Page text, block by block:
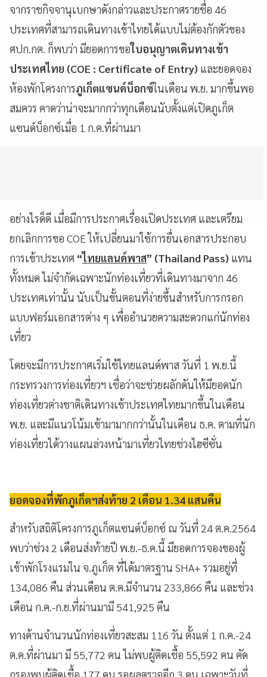
จากราชกิจจานุเบกษาดังกล่าวและประกาศรายชื่อ 46
ประเทศที่สามารถเดินทางเข้าไทยได้แบบไม่ต้องกักตัวของ
ศปก.กต. ก็พบว่า มียอดการขอใบอนุญาตเดินทางเข้า
ประเทศไทย (COE : Certificate of Entry) และยอดจอง
ห้องพักโครงการภูเก็ตแซนด์บ็อกซ์ในเดือน พ.ย. มากขึ้นพอ
สมควร คาดว่าน่าจะมากกว่าทุกเดือนนับตั้งแต่เปิดภูเก็ต
แซนด์บ็อกซ์เมื่อ 1 ก.ค.ที่ผ่านมา
อย่างไรด็ดี เมื่อมีการประกาศเรื่องเปิดประเทศ และเตรียม
ยกเลิกการขอ COE ให้เปลี่ยนมาใช้การยื่นเอกสารประกอบ
การเข้าประเทศ “ไทยแลนด์พาส” (Thailand Pass) แทน
ทั้งหมด ไม่จำกัดเฉพาะนักท่องเที่ยวที่เดินทางมาจาก 46
ประเทศเท่านั้น นับเป็นขั้นตอนที่ง่ายขึ้นสำหรับการกรอก
แบบฟอร์มเอกสารต่าง ๆ เพื่ออำนวยความสะดวกแก่นักท่อง
เที่ยว
โดยจะมีการประกาศเริ่มใช้ไทยแลนด์พาส วันที่ 1 พ.ย.นี้
กระทรวงการท่องเที่ยวฯ เชื่อว่าจะช่วยผลักดันให้มียอดนัก
ท่องเที่ยวต่างชาติเดินทางเข้าประเทศไทยมากขึ้นในเดือน
พ.ย. และมีแนวโน้มเข้ามามากกว่านั้นในเดือน ธ.ค. ตามที่นัก
ท่องเที่ยวได้วางแผนล่วงหน้ามาเที่ยวไทยช่วงไฮซีซั่น
ยอดจองที่พักภูเก็ตฯส่งท้าย 2 เดือน 1.34 แสนคืน
สำหรับสถิติโครงการภูเก็ตแซนด์บ็อกซ์ ณ วันที่ 24 ต.ค.2564
พบว่าช่วง 2 เดือนส่งท้ายปี พ.ย.-ธ.ค.นี้ มียอดการจองของผู้
เข้าพักโรงแรมใน จ.ภูเก็ต ที่ได้มาตรฐาน SHA+ รวมอยู่ที่
134,086 คืน ส่วนเดือน ต.ค.มีจำนวน 233,866 คืน และช่วง
เดือน ก.ค.-ก.ย.ที่ผ่านมามี 541,925 คืน
ทางด้านจำนวนนักท่องเที่ยวสะสม 116 วัน ตั้งแต่ 1 ก.ค.-24
ต.ค.ที่ผ่านมา มี 55,772 คน ไม่พบผู้ติดเชื้อ 55,592 คน คัด